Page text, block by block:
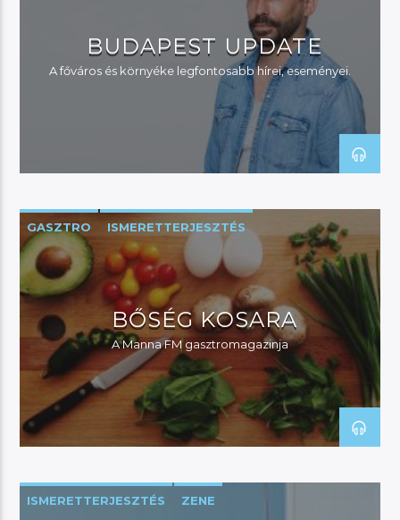
BUDAPEST UPDATE
A főváros és környéke legfontosabb hírei, eseményei.
GASZTRO ISMERETTERJESZTÉS
BŐSÉG KOSARA
A Manna FM gasztromagazinja
ISMERETTERJESZTÉS ZENE